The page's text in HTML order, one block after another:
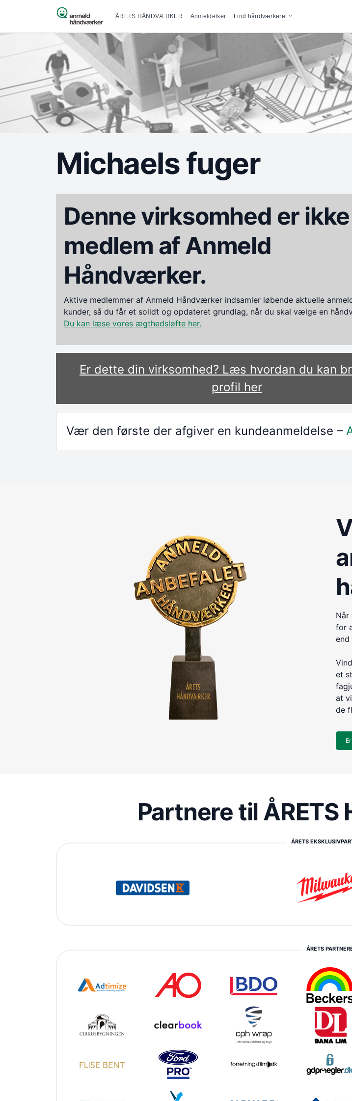
Spring til indhold Primær navigation
ÅRETS HÅNDVÆRKER Anmeldelser Find håndværkere
Michaels fuger
Denne virksomhed er ikke
medlem af Anmeld
Håndværker.
Aktive medlemmer af Anmeld Håndværker indsamler løbende aktuelle
kunder, så du får et solidt og opdateret grundlag, når du skal vælge en
Du kan læse vores ægthedsløfte her.
Er dette din virksomhed? Læs hvordan du kan
profil her
Vær den første der afgiver en kundeanmeldelse –
Når
for
end
et
at
de
Partnere til ÅRETS
ÅRETS
ÅRETS